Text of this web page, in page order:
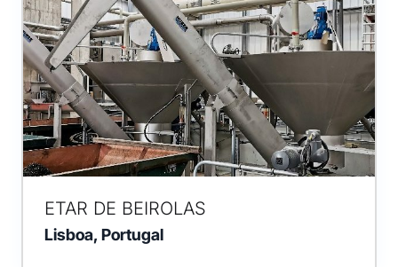
ETAR DE BEIROLAS
Lisboa, Portugal